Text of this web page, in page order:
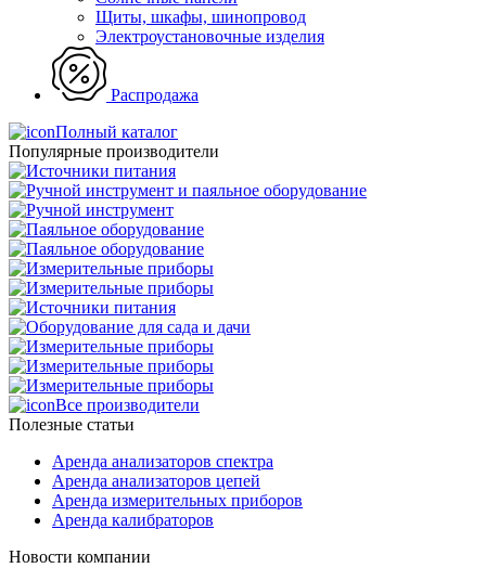
Щиты, шкафы, шинопровод
Электроустановочные изделия
Распродажа
Полный каталог
Популярные производители
Все производители
Полезные статьи
Аренда анализаторов спектра
Аренда анализаторов цепей
Аренда измерительных приборов
Аренда калибраторов
Новости компании